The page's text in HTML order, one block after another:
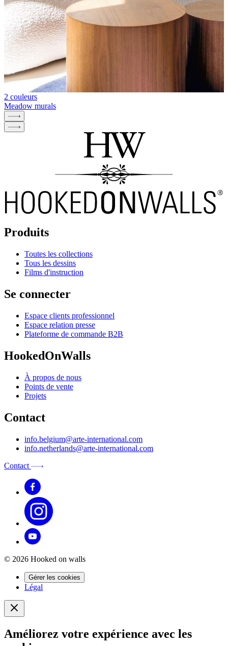
2 couleurs
Meadow murals
Produits
Toutes les collections
Tous les dessins
Films d'instruction
Se connecter
Espace clients professionnel
Espace relation presse
Plateforme de commande B2B
HookedOnWalls
À propos de nous
Points de vente
Projets
Contact
info.belgium@arte-international.com
info.netherlands@arte-international.com
Contact
© 2026 Hooked on walls
Gérer les cookies
Légal
Améliorez votre expérience avec les